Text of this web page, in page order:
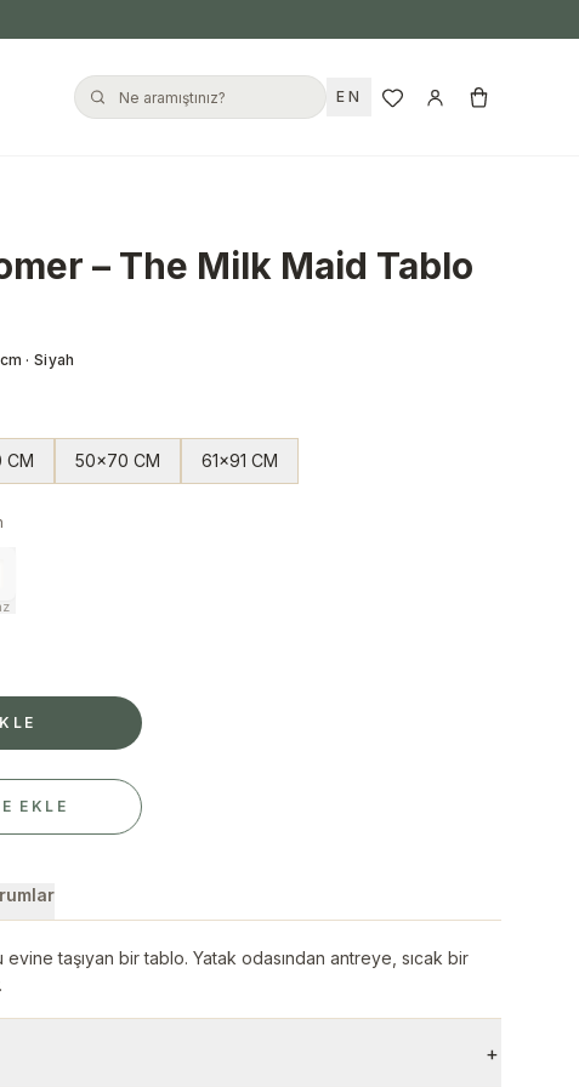
EN
– The Milk Maid Tablo
· Siyah
CM 50x70 CM 61x91 CM
EKLE
taşıyan bir tablo. Yatak odasından antreye, sıcak bir
+